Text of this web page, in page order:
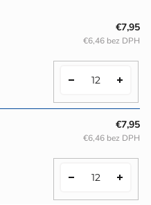
€7,95
€6,46 bez DPH
€7,95
€6,46 bez DPH